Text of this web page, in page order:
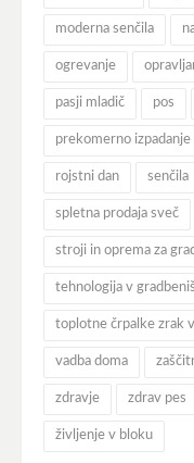
moderna senčila
ogrevanje
pasji mladič pos
prekomerno izpadanje
rojstni dan senčila
spletna prodaja sveč
stroji in oprema za
tehnologija v
toplotne črpalke zrak
vadba doma
zdravje zdrav pes
življenje v bloku